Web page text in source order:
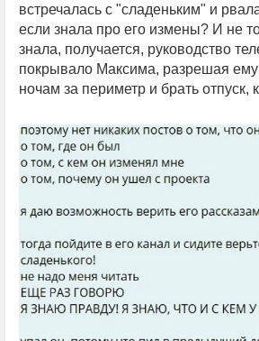
встречалась с "сладеньким" и
если знала про его измены? И не
знала, получается, руководство
покрывало Максима, разрешая
ночам за периметр и брать отпуск,